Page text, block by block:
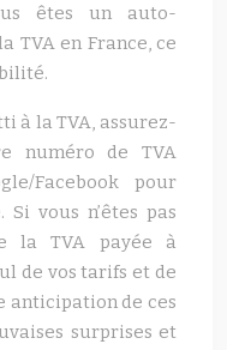
êtes un auto-
TVA en France, ce
à la TVA, assurez-
numéro de TVA
Facebook pour
vous n’êtes pas
la TVA payée à
de vos tarifs et de
anticipation de ces
surprises et